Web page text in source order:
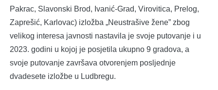
Pakrac, Slavonski Brod, Ivanić-Grad, Virovitica, Prelog,
Zaprešić, Karlovac) izložba „Neustrašive žene” zbog
velikog interesa javnosti nastavila je svoje putovanje i u
2023. godini u kojoj je posjetila ukupno 9 gradova, a
svoje putovanje završava otvorenjem posljednje
dvadesete izložbe u Ludbregu.